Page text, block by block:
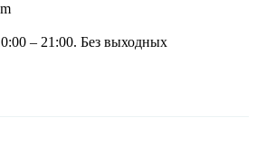
– 21:00. Без выходных